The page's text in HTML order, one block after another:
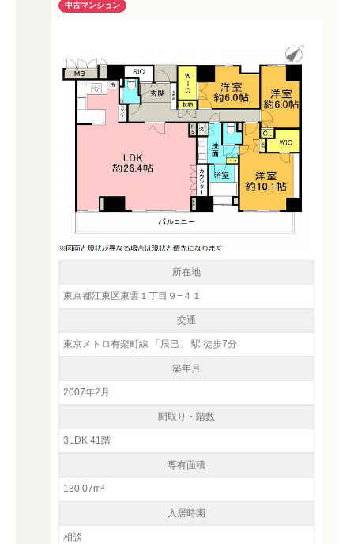
中古マンション
所在地
東京都江東区東雲１丁目９−４１
交通
東京メトロ有楽町線 「辰巳」 駅 徒歩7分
築年月
2007年2月
間取り・階数
3LDK 41階
専有面積
130.07m²
入居時期
相談